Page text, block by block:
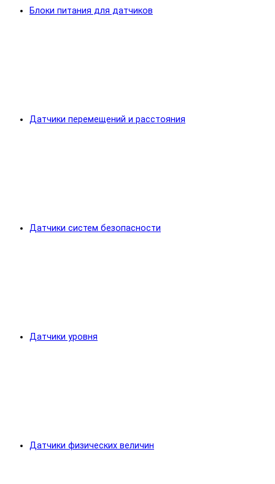
Блоки питания для датчиков
Датчики перемещений и расстояния
Датчики систем безопасности
Датчики уровня
Датчики физических величин